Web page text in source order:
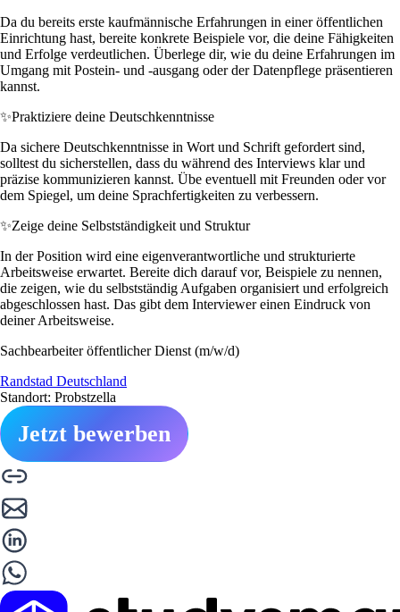
Da du bereits erste kaufmännische Erfahrungen in einer öffentlichen
Einrichtung hast, bereite konkrete Beispiele vor, die deine Fähigkeiten
und Erfolge verdeutlichen. Überlege dir, wie du deine Erfahrungen im
Umgang mit Postein- und -ausgang oder der Datenpflege präsentieren
kannst.
✨Praktiziere deine Deutschkenntnisse
Da sichere Deutschkenntnisse in Wort und Schrift gefordert sind,
solltest du sicherstellen, dass du während des Interviews klar und
präzise kommunizieren kannst. Übe eventuell mit Freunden oder vor
dem Spiegel, um deine Sprachfertigkeiten zu verbessern.
✨Zeige deine Selbstständigkeit und Struktur
In der Position wird eine eigenverantwortliche und strukturierte
Arbeitsweise erwartet. Bereite dich darauf vor, Beispiele zu nennen,
die zeigen, wie du selbstständig Aufgaben organisiert und erfolgreich
abgeschlossen hast. Das gibt dem Interviewer einen Eindruck von
deiner Arbeitsweise.
Sachbearbeiter öffentlicher Dienst (m/w/d)
Randstad Deutschland
Standort: Probstzella
Jetzt bewerben